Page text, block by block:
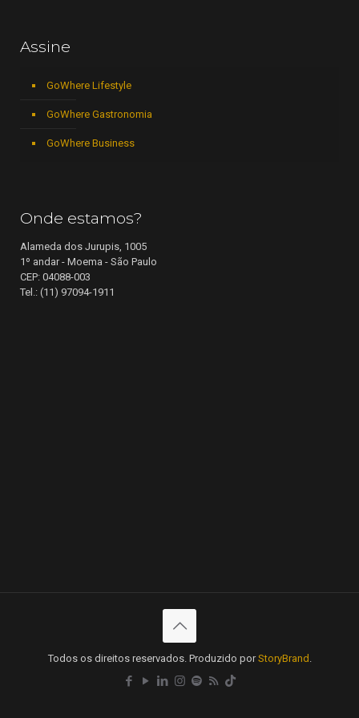
Assine
GoWhere Lifestyle
GoWhere Gastronomia
GoWhere Business
Onde estamos?
Alameda dos Jurupis, 1005
1º andar - Moema - São Paulo
CEP: 04088-003
Tel.: (11) 97094-1911
Todos os direitos reservados. Produzido porStoryBrand .